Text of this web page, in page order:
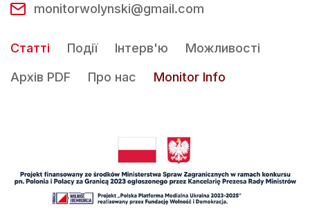
monitorwolynski@gmail.com
Статті Події Інтерв'ю
Можливості
Архів PDF
Про нас Monitor Info